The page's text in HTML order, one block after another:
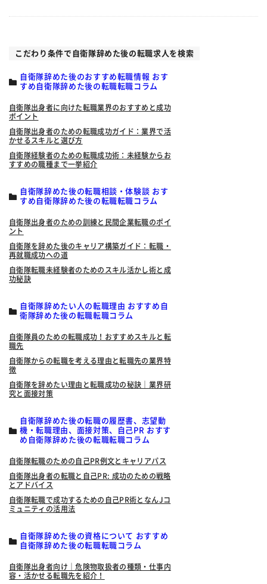
こだわり条件で自衛隊辞めた後の転職求人を検索
自衛隊辞めた後のおすすめ転職情報 おす
すめ自衛隊辞めた後の転職転職コラム
自衛隊出身者に向けた転職業界のおすすめと成功
ポイント
自衛隊出身者のための転職成功ガイド：業界で活
かせるスキルと選び方
自衛隊経験者のための転職成功術：未経験からお
すすめの職種まで一挙紹介
自衛隊辞めた後の転職相談・体験談 おす
すめ自衛隊辞めた後の転職転職コラム
自衛隊出身者のための訓練と民間企業転職のポイ
ント
自衛隊を辞めた後のキャリア構築ガイド：転職・
再就職成功への道
自衛隊転職未経験者のためのスキル活かし術と成
功秘訣
自衛隊辞めたい人の転職理由 おすすめ自
衛隊辞めた後の転職転職コラム
自衛隊員のための転職成功！おすすめスキルと転
職先
自衛隊からの転職を考える理由と転職先の業界特
徴
自衛隊を辞めたい理由と転職成功の秘訣｜業界研
究と面接対策
自衛隊辞めた後の転職の履歴書、志望動
機・転職理由、面接対策、自己PR おすす
め自衛隊辞めた後の転職転職コラム
自衛隊転職のための自己PR例文とキャリアパス
自衛隊出身者の転職と自己PR: 成功のための戦略
とアドバイス
自衛隊転職で成功するための自己PR術となんJコ
ミュニティの活用法
自衛隊辞めた後の資格について おすすめ
自衛隊辞めた後の転職転職コラム
自衛隊出身者向け｜危険物取扱者の種類・仕事内
容・活かせる転職先を紹介！